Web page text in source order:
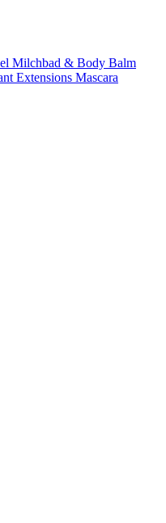
Milchbad & Body Balm
Extensions Mascara